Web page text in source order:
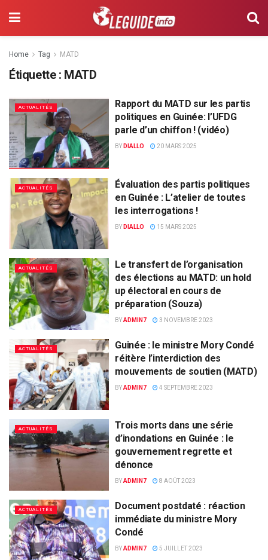
Home Tag MATD
Étiquette : MATD
ACTUALITÉS
Rapport du MATD sur les partis
politiques en Guinée: l’UFDG
parle d’un chiffon ! (vidéo)
BY DIALLO 20 MARS 2025
ACTUALITÉS
Évaluation des partis politiques
en Guinée : L’atelier de toutes
les interrogations !
BY DIALLO 15 MARS 2025
ACTUALITÉS
Le transfert de l’organisation
des élections au MATD: un hold
up électoral en cours de
préparation (Souza)
BYADMIN7 3 NOVEMBRE 2023
ACTUALITÉS
Guinée : le ministre Mory Condé
réitère l’interdiction des
mouvements de soutien (MATD)
BYADMIN7 4 SEPTEMBRE 2023
ACTUALITÉS
Trois morts dans une série
d’inondations en Guinée : le
gouvernement regrette et
dénonce
BYADMIN7 8 AOÛT 2023
ACTUALITÉS
Document postdaté : réaction
immédiate du ministre Mory
Condé
BYADMIN7 5 JUILLET 2023